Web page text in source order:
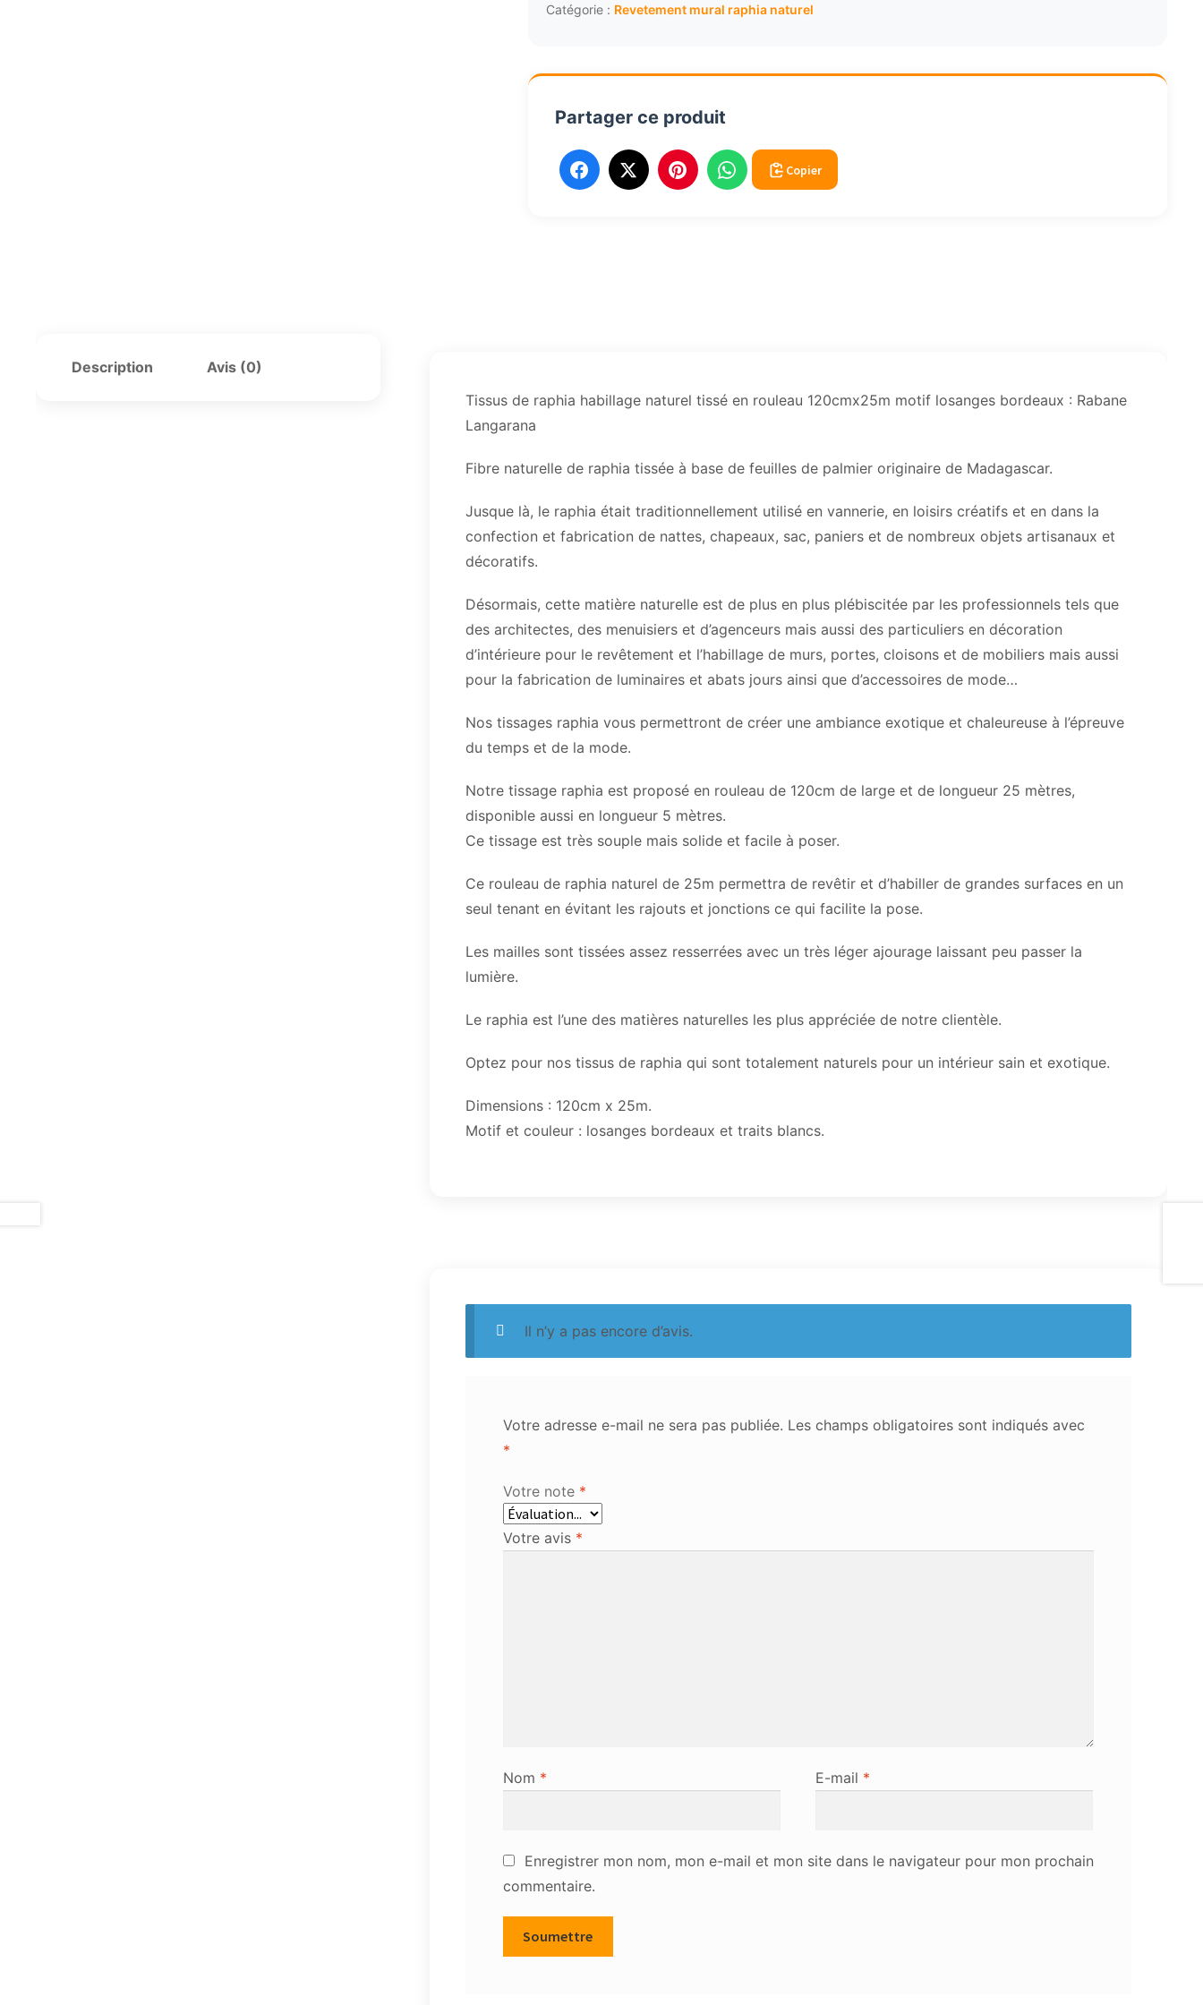
naturel
bordeaux
Catégorie : Revetement mural raphia naturel
Partager ce produit
Copier
Description
Avis (0)
Tissus de raphia habillage naturel tissé en rouleau 120cmx25m motif losanges bordeaux : Rabane
Langarana
Fibre naturelle de raphia tissée à base de feuilles de palmier originaire de Madagascar.
Jusque là, le raphia était traditionnellement utilisé en vannerie, en loisirs créatifs et en dans la
confection et fabrication de nattes, chapeaux, sac, paniers et de nombreux objets artisanaux et
décoratifs.
Désormais, cette matière naturelle est de plus en plus plébiscitée par les professionnels tels que
des architectes, des menuisiers et d’agenceurs mais aussi des particuliers en décoration
d’intérieure pour le revêtement et l’habillage de murs, portes, cloisons et de mobiliers mais aussi
pour la fabrication de luminaires et abats jours ainsi que d’accessoires de mode…
Nos tissages raphia vous permettront de créer une ambiance exotique et chaleureuse à l’épreuve
du temps et de la mode.
Notre tissage raphia est proposé en rouleau de 120cm de large et de longueur 25 mètres,
disponible aussi en longueur 5 mètres.
Ce tissage est très souple mais solide et facile à poser.
Ce rouleau de raphia naturel de 25m permettra de revêtir et d’habiller de grandes surfaces en un
seul tenant en évitant les rajouts et jonctions ce qui facilite la pose.
Les mailles sont tissées assez resserrées avec un très léger ajourage laissant peu passer la
lumière.
Le raphia est l’une des matières naturelles les plus appréciée de notre clientèle.
Optez pour nos tissus de raphia qui sont totalement naturels pour un intérieur sain et exotique.
Dimensions : 120cm x 25m.
Motif et couleur : losanges bordeaux et traits blancs.
Il n’y a pas encore d’avis.
Votre adresse e-mail ne sera pas publiée. Les champs obligatoires sont indiqués avec
*
Votre note *
Votre avis *
Nom * E-mail *
Enregistrer mon nom, mon e-mail et mon site dans le navigateur pour mon prochain
commentaire.